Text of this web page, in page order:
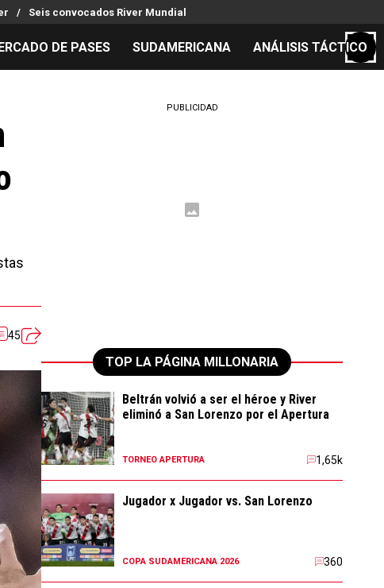
Seis convocados River Mundial
DE PASES SUDAMERICANA ANÁLISIS TÁCTICO
45
PUBLICIDAD
TOP LA PÁGINA MILLONARIA
Beltrán volvió a ser el héroe y River
eliminó a San Lorenzo por el Apertura
TORNEO APERTURA 1,65k
Jugador x Jugador vs. San Lorenzo
COPA SUDAMERICANA 2026 360